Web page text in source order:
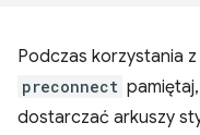
Podczas korzystania
preconnect
dostarczać arkuszy